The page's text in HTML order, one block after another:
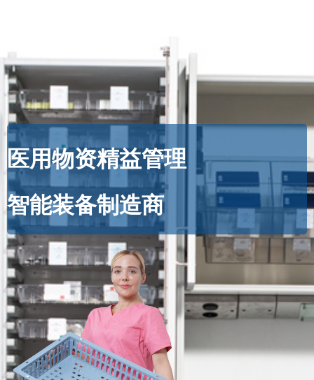
医用物资精益管理
智能装备制造商
模块化医用装备
生产设计领导者